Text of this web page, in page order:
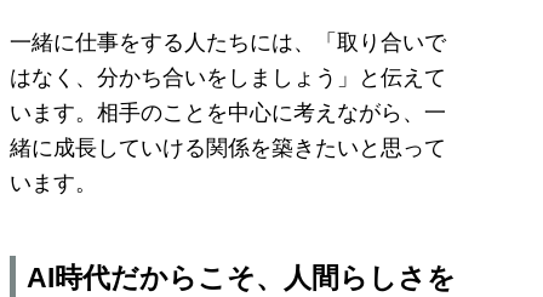
一緒に仕事をする人たちには、「取り合いで
はなく、分かち合いをしましょう」と伝えて
います。相手のことを中心に考えながら、一
緒に成長していける関係を築きたいと思って
います。
AI時代だからこそ、人間らしさを